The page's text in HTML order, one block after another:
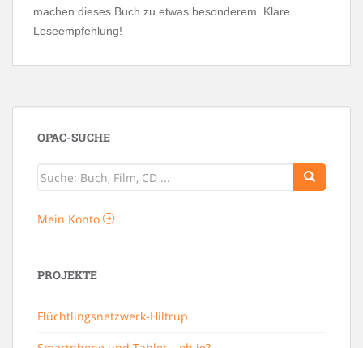
machen dieses Buch zu etwas besonderem. Klare
Leseempfehlung!
OPAC-SUCHE
Mein Konto
PROJEKTE
Flüchtlingsnetzwerk-Hiltrup